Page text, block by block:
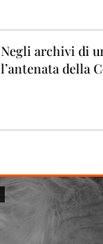
Negli archivi di
l’antenata della